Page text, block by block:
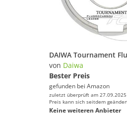
von Daiwa
Bester Preis
gefunden bei Amazon
zuletzt überprüft am
Preis kann sich seitdem
Keine weiteren Anbieter